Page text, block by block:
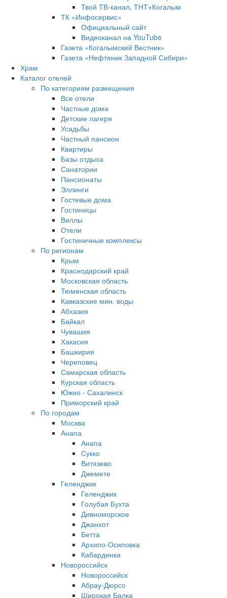
Твой ТВ-канал, ТНТ+Когалым
ТК «Инфосервис»
Официальный сайт
Видеоканал на YouTube
Газета «Когалымский Вестник»
Газета «Нефтяник Западной Сибири»
Храм
Каталог отелей
По категориям размещения
Все отели
Частные дома
Детские лагеря
Усадьбы
Частный пансион
Квартиры
Базы отдыха
Санатории
Пансионаты
Эллинги
Гостевые дома
Гостиницы
Виллы
Отели
Гостиничные комплексы
По регионам
Крым
Краснодарский край
Московская область
Тюменская область
Кавказские мин. воды
Абхазия
Байкал
Чувашия
Хакасия
Башкирия
Череповец
Самарская область
Курская область
Южно - Сахалинск
Приморский край
По городам
Москва
Анапа
Анапа
Сукко
Витязево
Джемете
Геленджик
Геленджик
Голубая Бухта
Дивноморское
Джанхот
Бетта
Архипо-Осиповка
Кабардинка
Новороссийск
Новороссийск
Абрау-Дюрсо
Широкая Балка